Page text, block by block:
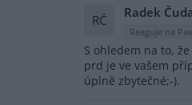
RČ Radek
Reaguje na
S ohledem na to,
prd je ve vašem
úplně zbytečné;-).